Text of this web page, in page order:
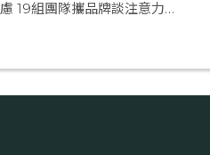
慮 19組團隊攜品牌談注意力經